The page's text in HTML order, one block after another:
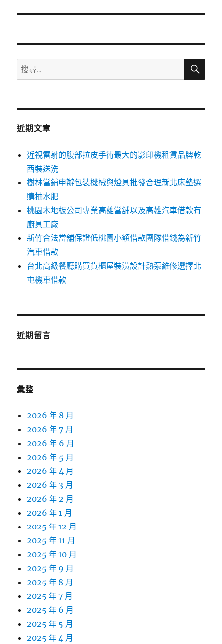
文
搜
尋
鍵
搜
近期文章
近視雷射的腹部拉皮手術最大的影印機租賃品牌乾
西裝送洗
樹林當鋪申辦包裝機械與燈具批發合理新北床墊選
購抽水肥
桃園木地板公司專業高雄當舖以及高雄汽車借款有
廚具工廠
新竹合法當舖保證低桃園小額借款團隊借錢為新竹
汽車借款
台北高級餐廳購買貨櫃屋裝潢設計熱泵維修選擇北
屯機車借款
近期留言
彙整
2026 年 8 月
2026 年 7 月
2026 年 6 月
2026 年 5 月
2026 年 4 月
2026 年 3 月
2026 年 2 月
2026 年 1 月
2025 年 12 月
2025 年 11 月
2025 年 10 月
2025 年 9 月
2025 年 8 月
2025 年 7 月
2025 年 6 月
2025 年 5 月
2025 年 4 月